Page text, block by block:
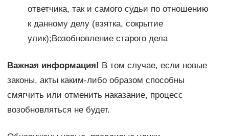
ответчика, так и самого судьи по отношению
к данному делу (взятка, сокрытие
улик);Возобновление старого дела
Важная информация! В том случае, если новые
законы, акты каким-либо образом способны
смягчить или отменить наказание, процесс
возобновляться не будет.